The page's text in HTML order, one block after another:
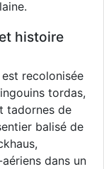
histoire
recolonisée
tordas,
tadornes de
balisé de
dans un